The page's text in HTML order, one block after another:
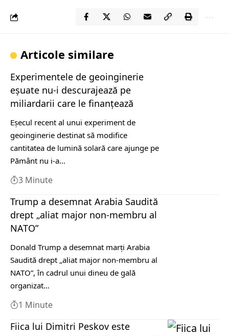
Articole similare
Experimentele de geoinginerie
eșuate nu-i descurajează pe
miliardarii care le finanțează
Eșecul recent al unui experiment de
geoinginerie destinat să modifice
cantitatea de lumină solară care ajunge pe
Pământ nu i-a…
3 Minute
Trump a desemnat Arabia Saudită
drept „aliat major non-membru al
NATO”
Donald Trump a desemnat marţi Arabia
Saudită drept „aliat major non-membru al
NATO”, în cadrul unui dineu de gală
organizat…
1 Minute
Fiica lui Dimitri Peskov este